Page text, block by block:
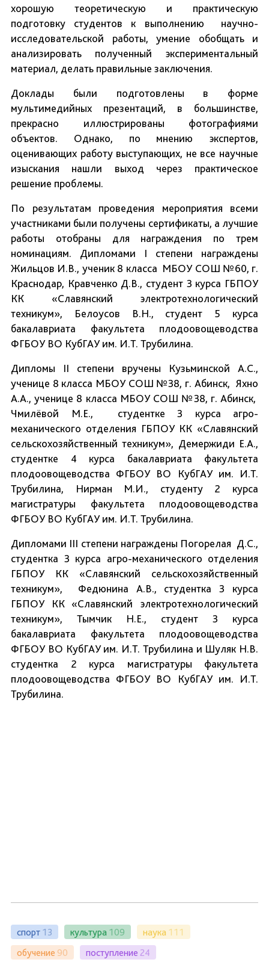
хорошую теоретическую и практическую
подготовку студентов к выполнению научно-
исследовательской работы, умение обобщать и
анализировать полученный экспериментальный
материал, делать правильные заключения.
Доклады были подготовлены в форме
мультимедийных презентаций, в большинстве,
прекрасно иллюстрированы фотографиями
объектов. Однако, по мнению экспертов,
оценивающих работу выступающих, не все научные
изыскания нашли выход через практическое
решение проблемы.
По результатам проведения мероприятия всеми
участниками были получены сертификаты, а лучшие
работы отобраны для награждения по трем
номинациям. Дипломами I степени награждены
Жильцов И.В., ученик 8 класса МБОУ СОШ №60, г.
Краснодар, Кравченко Д.В., cтудент 3 курса ГБПОУ
КК «Славянский электротехнологический
техникум», Белоусов В.Н., студент 5 курса
бакалавриата факультета плодоовощеводства
ФГБОУ ВО КубГАУ им. И.Т. Трубилина.
Дипломы II степени вручены Кузьминской А.С.,
ученице 8 класса МБОУ СОШ №38, г. Абинск, Яхно
А.А., ученице 8 класса МБОУ СОШ №38, г. Абинск,
Чмилёвой М.Е., студентке 3 курса агро-
механического отделения ГБПОУ КК «Славянский
сельскохозяйственный техникум», Демержиди Е.А.,
студентке 4 курса бакалавриата факультета
плодоовощеводства ФГБОУ ВО КубГАУ им. И.Т.
Трубилина, Нирман М.И., студенту 2 курса
магистратуры факультета плодоовощеводства
ФГБОУ ВО КубГАУ им. И.Т. Трубилина.
Дипломами III степени награждены Погорелая Д.С.,
cтудентка 3 курса агро-механического отделения
ГБПОУ КК «Славянский сельскохозяйственный
техникум», Федюнина А.В., cтудентка 3 курса
ГБПОУ КК «Славянский электротехнологический
техникум», Тымчик Н.Е., студент 3 курса
бакалавриата факультета плодоовощеводства
ФГБОУ ВО КубГАУ им. И.Т. Трубилина и Шуляк Н.В.
студентка 2 курса магистратуры факультета
плодоовощеводства ФГБОУ ВО КубГАУ им. И.Т.
Трубилина.
спорт 13 культура 109 наука 111
обучение 90 поступление 24